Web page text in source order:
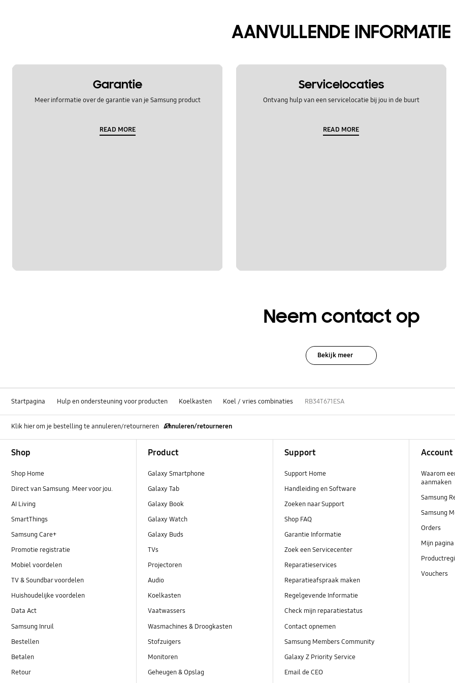
AANVULLENDE INFORMATIE
Garantie
Meer informatie over de garantie van je Samsung product
READ MORE
Servicelocaties
Ontvang hulp van een servicelocatie bij jou in de buurt
READ MORE
Neem contact op
Bekijk meer
Startpagina Hulp en ondersteuning voor producten Koelkasten Koel / vries combinaties RB34T671ESA
Klik hier om je bestelling te annuleren/retourneren Annuleren/retourneren
Shop
Shop Home
Direct van Samsung. Meer voor jou.
AI Living
SmartThings
Samsung Care+
Promotie registratie
Mobiel voordelen
TV & Soundbar voordelen
Huishoudelijke voordelen
Data Act
Samsung Inruil
Bestellen
Betalen
Retour
Product
Galaxy Smartphone
Galaxy Tab
Galaxy Book
Galaxy Watch
Galaxy Buds
TVs
Projectoren
Audio
Koelkasten
Vaatwassers
Wasmachines & Droogkasten
Stofzuigers
Monitoren
Geheugen & Opslag
Support
Support Home
Handleiding en Software
Zoeken naar Support
Shop FAQ
Garantie Informatie
Zoek een Servicecenter
Reparatieservices
Reparatieafspraak maken
Regelgevende Informatie
Check mijn reparatiestatus
Contact opnemen
Samsung Members Community
Galaxy Z Priority Service
Email de CEO
Account
Waarom
aanmaken
Samsung
Samsung
Orders
Mijn pagina
Vouchers